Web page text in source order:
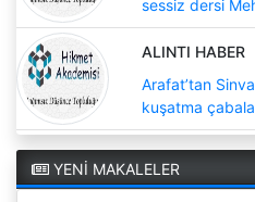
sessiz dersi
ALINTI HABER
Arafat’tan
kuşatma
YENİ MAKALELER